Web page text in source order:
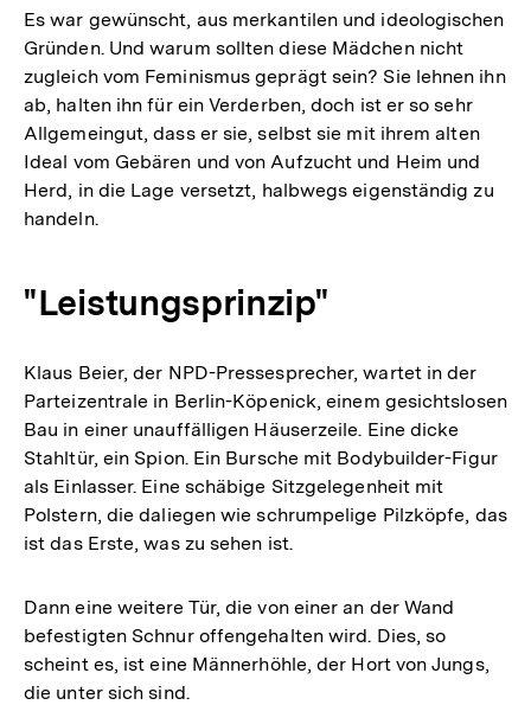
Es war gewünscht, aus merkantilen und ideologischen
Gründen. Und warum sollten diese Mädchen nicht
zugleich vom Feminismus geprägt sein? Sie lehnen ihn
ab, halten ihn für ein Verderben, doch ist er so sehr
Allgemeingut, dass er sie, selbst sie mit ihrem alten
Ideal vom Gebären und von Aufzucht und Heim und
Herd, in die Lage versetzt, halbwegs eigenständig zu
handeln.
"Leistungsprinzip"
Klaus Beier, der NPD-Pressesprecher, wartet in der
Parteizentrale in Berlin-Köpenick, einem gesichtslosen
Bau in einer unauffälligen Häuserzeile. Eine dicke
Stahltür, ein Spion. Ein Bursche mit Bodybuilder-Figur
als Einlasser. Eine schäbige Sitzgelegenheit mit
Polstern, die daliegen wie schrumpelige Pilzköpfe, das
ist das Erste, was zu sehen ist.
Dann eine weitere Tür, die von einer an der Wand
befestigten Schnur offengehalten wird. Dies, so
scheint es, ist eine Männerhöhle, der Hort von Jungs,
die unter sich sind.